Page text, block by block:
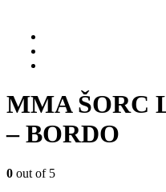
MMA ŠORC
– BORDO
0 out of 5